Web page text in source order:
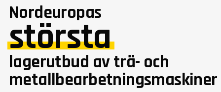
Nordeuropas
största
lagerutbud av trä- och
metallbearbetningsmaskiner